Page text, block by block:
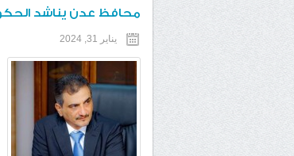
محافظ عدن يناشد
يناير 31, 2024